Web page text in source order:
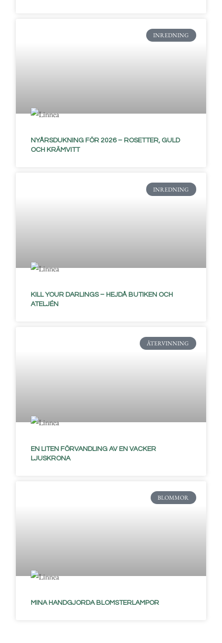
INREDNING
NYÅRSDUKNING FÖR 2026 – ROSETTER, GULD
OCH KRÄMVITT
INREDNING
KILL YOUR DARLINGS – HEJDÅ BUTIKEN OCH
ATELJÉN
ÅTERVINNING
EN LITEN FÖRVANDLING AV EN VACKER
LJUSKRONA
BLOMMOR
MINA HANDGJORDA BLOMSTERLAMPOR